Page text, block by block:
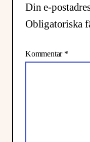
Din e-
Obligatoriska
Kommentar *